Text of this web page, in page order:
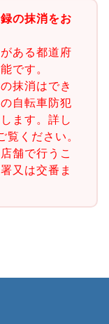
の抹消をお
ある都道府
です。
抹消はでき
自転車防犯
ます。詳し
覧ください。
舗で行うこ
又は交番ま